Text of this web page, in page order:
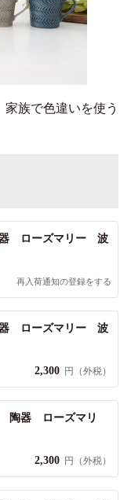
族で色違いを使う
ローズマリー 波
再入荷通知の登録をする
ローズマリー 波
2,300 円（外税）
陶器 ローズマリ
2,300 円（外税）